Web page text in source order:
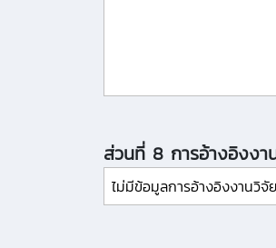
ส่วนที่ 8 การอ้างอิงงา
ไม่มีข้อมูลการอ้างอิงงานวิจัย